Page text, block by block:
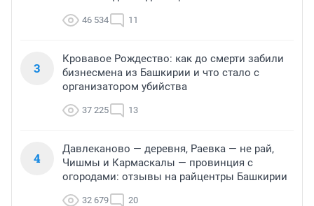
46 534 11
3
Кровавое Рождество: как до смерти забили
бизнесмена из Башкирии и что стало с
организатором убийства
37 225 13
4
Давлеканово — деревня, Раевка — не рай,
Чишмы и Кармаскалы — провинция с
огородами: отзывы на райцентры Башкирии
32 679 20